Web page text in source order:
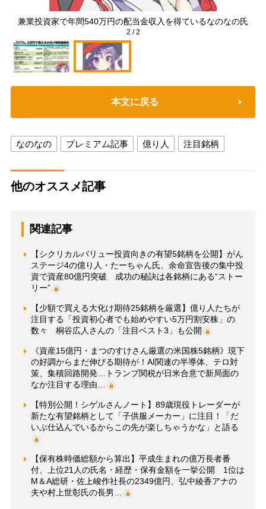
兼業投資家で年間540万円の配当金収入を得ているなのなの氏
2 /2
本文に戻る
なのなの プレミアム記事 億り人 注目銘柄
他のオススメ記事
関連記事
【シクリカルバリュー投資向きの有望5銘柄を公開】がん
ステージ4の億り人・たーちゃん氏、余命宣告後の集中投
資で資産80億円突破 成功の秘訣は各銘柄にある“ストー
リー”
【少額で買える大化け期待25銘柄を厳選】億り人たちが
注目する「投資初心者でも始めやすい5万円割安株」の
数々 桐谷広人さんの「注目ベスト3」も公開
《資産15億円・まつのすけさん厳選の米国株5銘柄》現下
の好調からまだ伸びる期待が！AI関連の半導体、テロ対
策、集積回路開発…トランプ関税が日米合意で新局面の
なか注目する理由…
【特別公開！シゲルさんノート】89歳現役トレーダーが
新たな有望銘柄として「子供服メーカー」に注目！「だ
いぶ仕込んでいるからこの先が楽しちゃうかな」と語る
【保有株時価総額から算出】平成生まれの億万長者番
付、上位21人の氏名・経歴・保有金額を一挙公開 1位は
M＆A総研・佐上峻作社長の2349億円、弘中綾香アナの
夫や村上世彰氏の長男…